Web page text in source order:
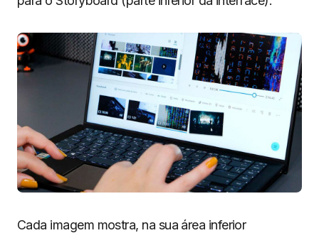
Cada imagem mostra, na sua área inferior